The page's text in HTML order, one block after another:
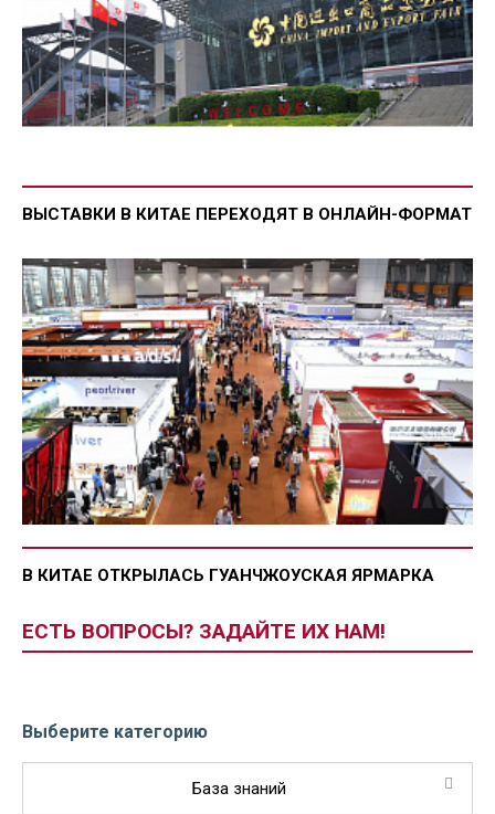
ВЫСТАВКИ В КИТАЕ ПЕРЕХОДЯТ В ОНЛАЙН-ФОРМАТ
В КИТАЕ ОТКРЫЛАСЬ ГУАНЧЖОУСКАЯ ЯРМАРКА
ЕСТЬ ВОПРОСЫ? ЗАДАЙТЕ ИХ НАМ!
Выберите категорию
База знаний